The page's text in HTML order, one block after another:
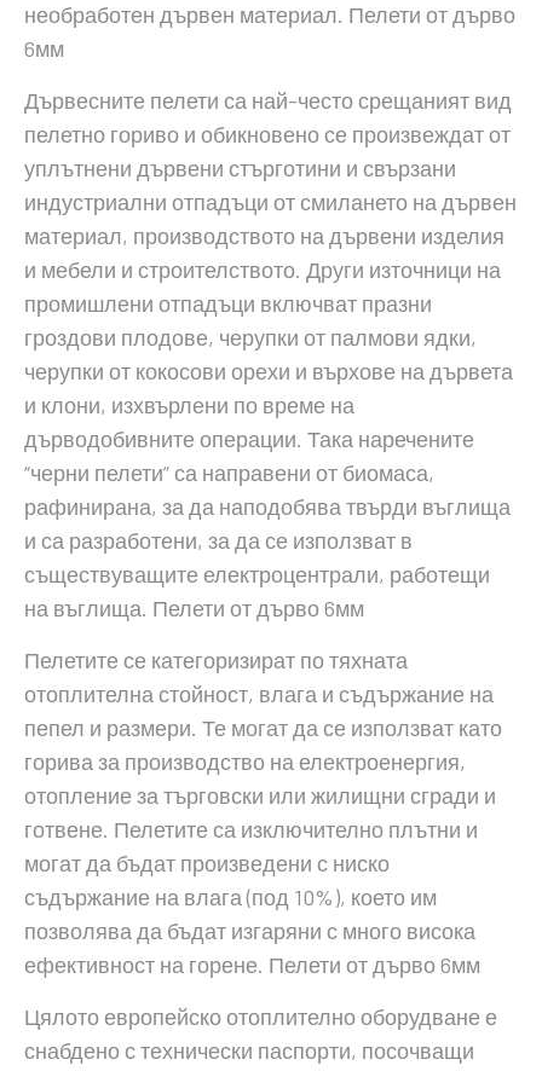
необработен дървен материал. Пелети от дърво
6мм
Дървесните пелети са най-често срещаният вид
пелетно гориво и обикновено се произвеждат от
уплътнени дървени стърготини и свързани
индустриални отпадъци от смилането на дървен
материал, производството на дървени изделия
и мебели и строителството. Други източници на
промишлени отпадъци включват празни
гроздови плодове, черупки от палмови ядки,
черупки от кокосови орехи и върхове на дървета
и клони, изхвърлени по време на
дърводобивните операции. Така наречените
“черни пелети” са направени от биомаса,
рафинирана, за да наподобява твърди въглища
и са разработени, за да се използват в
съществуващите електроцентрали, работещи
на въглища. Пелети от дърво 6мм
Пелетите се категоризират по тяхната
отоплителна стойност, влага и съдържание на
пепел и размери. Те могат да се използват като
горива за производство на електроенергия,
отопление за търговски или жилищни сгради и
готвене. Пелетите са изключително плътни и
могат да бъдат произведени с ниско
съдържание на влага (под 10%), което им
позволява да бъдат изгаряни с много висока
ефективност на горене. Пелети от дърво 6мм
Цялото европейско отоплително оборудване е
снабдено с технически паспорти, посочващи